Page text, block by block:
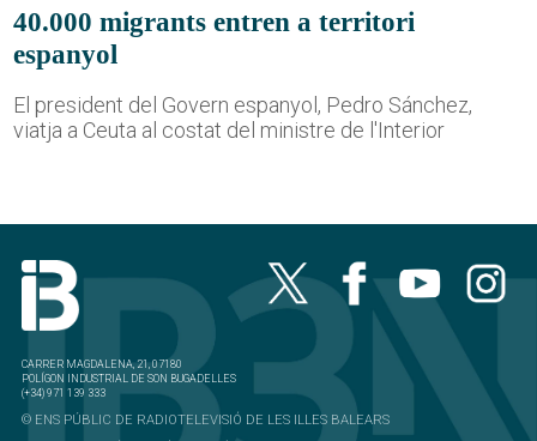
40.000 migrants entren a territori
espanyol
El president del Govern espanyol, Pedro Sánchez,
viatja a Ceuta al costat del ministre de l'Interior
CARRER MAGDALENA, 21, 07180
POLÍGON INDUSTRIAL DE SON BUGADELLES
(+34) 971 139 333
© ENS PÚBLIC DE RADIOTELEVISIÓ DE LES ILLES BALEARS